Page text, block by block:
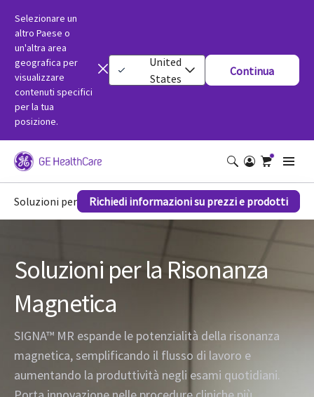
Selezionare un
altro Paese o
un'altra area
geografica per
visualizzare
contenuti specifici
per la tua
posizione.
United
States
Continua
Soluzioni per la Risonanza Magnetica
Richiedi informazioni su prezzi e prodotti
Soluzioni per la Risonanza
Magnetica
SIGNA™ MR espande le potenzialità della risonanza
magnetica, semplificando il flusso di lavoro e
aumentando la produttività negli esami quotidiani.